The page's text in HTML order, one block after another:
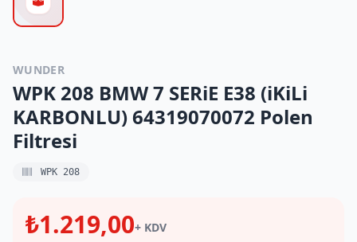
WUNDER
WPK 208 BMW 7 SERiE E38 (iKiLi
KARBONLU) 64319070072 Polen
Filtresi
WPK 208
₺1.219,00+ KDV